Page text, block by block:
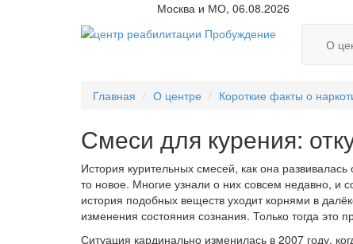
Москва и МО, 06.08.2026
О
Главная О центре Короткие факты о
Смеси для курения:
История курительных смесей, как она
то новое. Многие узнали о них совсем недавно, и
история подобных веществ уходит корнями в
изменения состояния сознания. Только тогда
Ситуация кардинально изменилась в 2007 году,